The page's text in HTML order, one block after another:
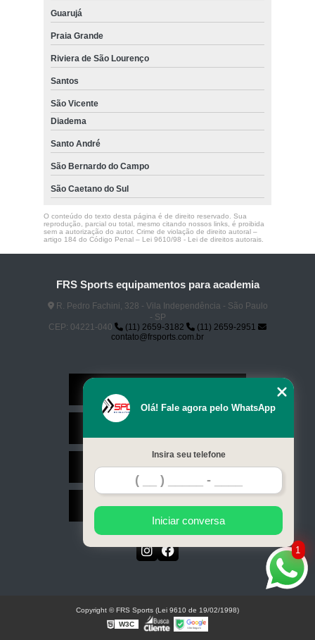
Guarujá
Praia Grande
Riviera de São Lourenço
Santos
São Vicente
Diadema
Santo André
São Bernardo do Campo
São Caetano do Sul
O conteúdo do texto desta página é de direito reservado. Sua
reprodução, parcial ou total, mesmo citando nossos links, é proibida
sem a autorização do autor. Crime de violação de direito autoral –
artigo 184 do Código Penal – Lei 9610/98 - Lei de direitos autorais.
FRS Sports equipamentos para academia
R. Pedro Fachini, 328 - Vila Independência - São Paulo
- SP
CEP: 04221-040
(11) 2659-3182
(11) 2659-2951
contato@frsports.com.br
Contato
Mapa do site
1
Olá! Fale agora pelo WhatsApp
Insira seu telefone
Iniciar conversa
Copyright © FRS Sports (Lei 9610 de 19/02/1998)
W3C